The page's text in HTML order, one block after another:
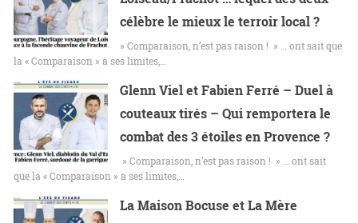
célèbre le mieux le terroir local ?
» Comparaison, n’est pas raison ! » … ont sait que
la « Comparaison » à ses limites,…
Glenn Viel et Fabien Ferré – Duel à
couteaux tirés – Qui remportera le
combat des 3 étoiles en Provence ?
» Comparaison, n’est pas raison ! » … ont sait
que la « Comparaison » à ses limites,…
La Maison Bocuse et La Mère